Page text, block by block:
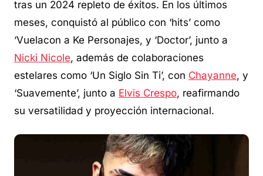
tras un 2024 repleto de éxitos. En los últimos
meses, conquistó al público con ‘hits’ como
‘Vuelacon a Ke Personajes, y ‘Doctor’, junto a
Nicki Nicole, además de colaboraciones
estelares como ‘Un Siglo Sin Ti’, con Chayanne, y
‘Suavemente’, junto a Elvis Crespo, reafirmando
su versatilidad y proyección internacional.